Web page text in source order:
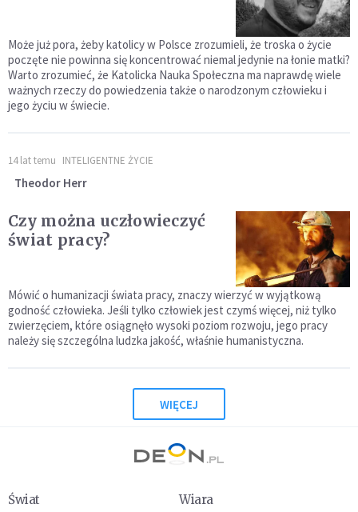
Może już pora, żeby katolicy w Polsce zrozumieli, że troska o życie
poczęte nie powinna się koncentrować niemal jedynie na łonie matki?
Warto zrozumieć, że Katolicka Nauka Społeczna ma naprawdę wiele
ważnych rzeczy do powiedzenia także o narodzonym człowieku i
jego życiu w świecie.
14 lat temu INTELIGENTNE ŻYCIE
Theodor Herr
Czy można uczłowieczyć
świat pracy?
Mówić o humanizacji świata pracy, znaczy wierzyć w wyjąt­kową
godność człowieka. Jeśli tylko człowiek jest czymś więcej, niż tylko
zwierzęciem, które osiągnęło wysoki poziom rozwoju, jego pracy
należy się szczególna ludzka jakość, właśnie humanistyczna.
WIĘCEJ
Świat
Wiara